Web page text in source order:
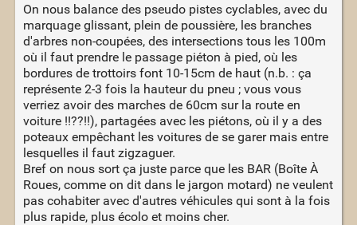
On nous balance des pseudo pistes cyclables, avec du
marquage glissant, plein de poussière, les branches
d'arbres non-coupées, des intersections tous les 100m
où il faut prendre le passage piéton à pied, où les
bordures de trottoirs font 10-15cm de haut (n.b. : ça
représente 2-3 fois la hauteur du pneu ; vous vous
verriez avoir des marches de 60cm sur la route en
voiture !!??!!), partagées avec les piétons, où il y a des
poteaux empêchant les voitures de se garer mais entre
lesquelles il faut zigzaguer.
Bref on nous sort ça juste parce que les BAR (Boîte À
Roues, comme on dit dans le jargon motard) ne veulent
pas cohabiter avec d'autres véhicules qui sont à la fois
plus rapide, plus écolo et moins cher.